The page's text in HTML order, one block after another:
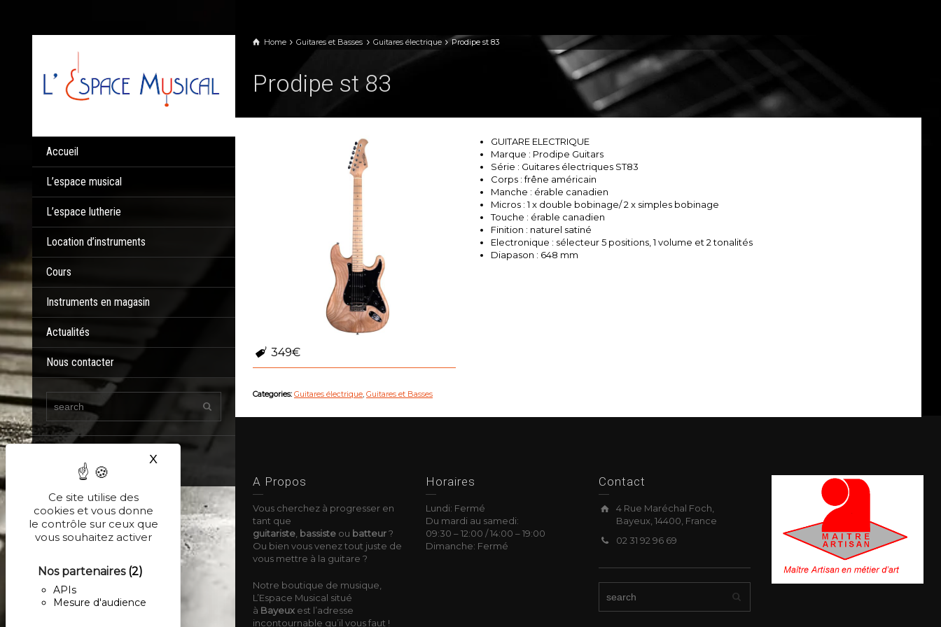
Ce site utilise des
cookies et vous donne
le contrôle sur ceux que
vous souhaitez activer
Nos partenaires (2)
APIs
Mesure d'audience
X
Accueil
L’espace musical
L’espace lutherie
Location d’instruments
Cours
Instruments en magasin
Actualités
Nous contacter
Home Guitares et Basses Guitares électrique Prodipe st 83
Prodipe st 83
349€
Categories: Guitares électrique, Guitares et Basses
GUITARE ELECTRIQUE
Marque : Prodipe Guitars
Série : Guitares électriques ST83
Corps : frêne américain
Manche : érable canadien
Micros : 1 x double bobinage/ 2 x simples bobinage
Touche : érable canadien
Finition : naturel satiné
Electronique : sélecteur 5 positions, 1 volume et 2 tonalités
Diapason : 648 mm
A Propos
Vous cherchez à progresser en
tant que
guitariste bassiste ou batteur?
Ou bien vous venez tout juste de
vous mettre à la guitare ?
Notre boutique de musique,
L’Espace Musical situé
à Bayeux est l’adresse
incontournable qu’il vous faut !
Horaires
Lundi: Fermé
Du mardi au samedi:
09:30 –12:00 /14:00 –19:00
Dimanche: Fermé
Contact
4 Rue Maréchal Foch,
Bayeux, 14400, France
02 31 92 96 69